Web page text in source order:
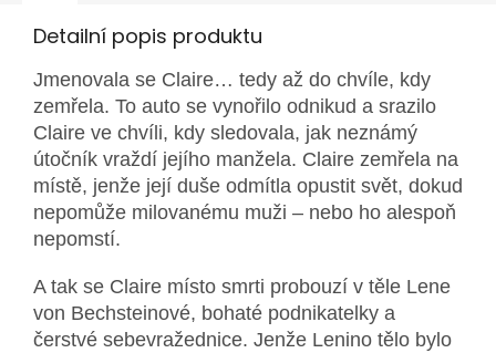
Detailní popis produktu
Jmenovala se Claire… tedy až do chvíle, kdy
zemřela. To auto se vynořilo odnikud a srazilo
Claire ve chvíli, kdy sledovala, jak neznámý
útočník vraždí jejího manžela. Claire zemřela na
místě, jenže její duše odmítla opustit svět, dokud
nepomůže milovanému muži – nebo ho alespoň
nepomstí.
A tak se Claire místo smrti probouzí v těle Lene
von Bechsteinové, bohaté podnikatelky a
čerstvé sebevražednice. Jenže Lenino tělo bylo